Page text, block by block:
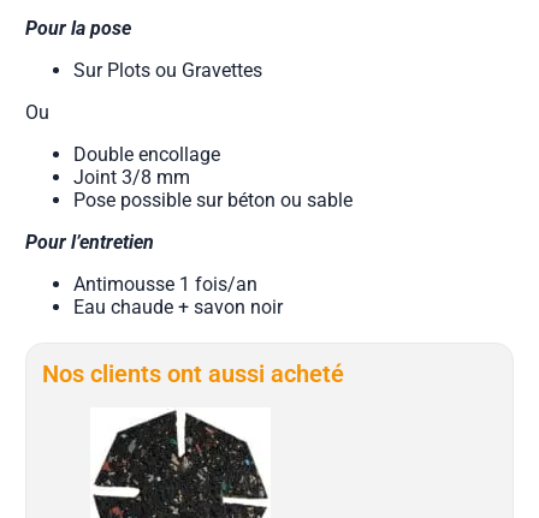
Pour la pose
Sur Plots ou Gravettes
Ou
Double encollage
Joint 3/8 mm
Pose possible sur béton ou sable
Pour l’entretien
Antimousse 1 fois/an
Eau chaude + savon noir
Nos clients ont aussi acheté